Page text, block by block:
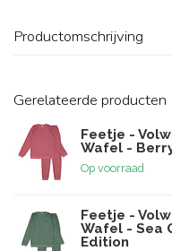
Productomschrijving
Gerelateerde producten
Feetje -
Wafel -
Op voorraad
Feetje -
Wafel - Sea
Edition